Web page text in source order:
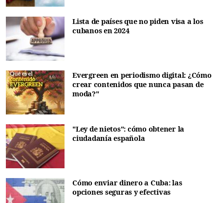
Lista de países que no piden visa a los
cubanos en 2024
Evergreen en periodismo digital: ¿Cómo
crear contenidos que nunca pasan de
moda?"
"Ley de nietos": cómo obtener la
ciudadanía española
Cómo enviar dinero a Cuba: las
opciones seguras y efectivas